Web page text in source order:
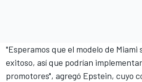
"Esperamos que el modelo de Miami
exitoso, así que podrían
promotores", agregó Epstein, cuyo